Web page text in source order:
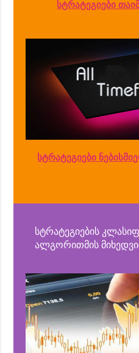
სტრატეგიები
სტრატეგიები
სტრატეგიების
ალგორითმის